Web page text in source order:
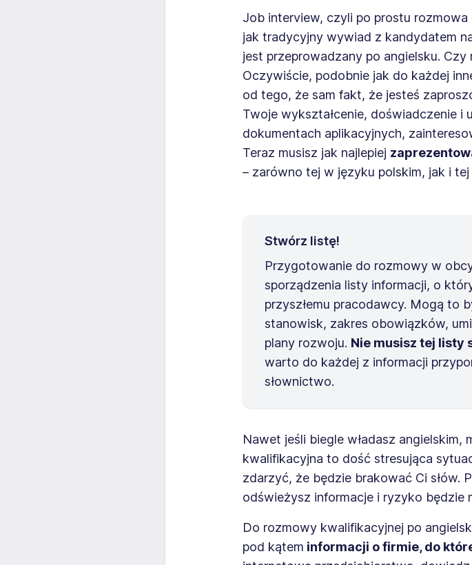
Job interview, czyli po prostu
jak tradycyjny wywiad z kandydatem
jest przeprowadzany po angielsku.
Oczywiście, podobnie jak do każdej
od tego, że sam fakt, że jesteś
Twoje wykształcenie, doświadczenie i
dokumentach aplikacyjnych,
Teraz musisz jak najlepiej
– zarówno tej w języku polskim, jak i tej
Stwórz listę!
Przygotowanie do rozmowy w
sporządzenia listy informacji, o
przyszłemu pracodawcy. Mogą to
stanowisk, zakres obowiązków,
plany rozwoju. Nie musisz tej listy
warto do każdej z informacji
słownictwo.
Nawet jeśli biegle władasz angielskim,
kwalifikacyjna to dość stresująca
zdarzyć, że będzie brakować Ci słów.
odświeżysz informacje i ryzyko będzie
Do rozmowy kwalifikacyjnej po
pod kątem informacji o firmie, do